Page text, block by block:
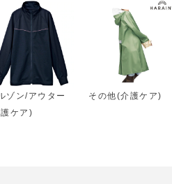
ゾン/アウター
ケア)
その他(介護ケア)